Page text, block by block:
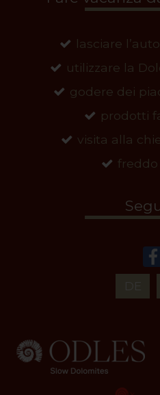
lasciare
utilizzare la
godere dei
prodotti
visita alla
freddo